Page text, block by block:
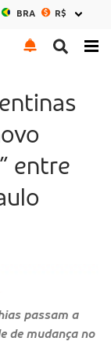
BRA R$
entre
passam a
de mudança no